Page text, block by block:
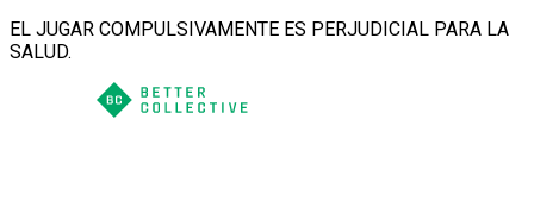
EL JUGAR COMPULSIVAMENTE ES PERJUDICIAL PARA LA
SALUD.